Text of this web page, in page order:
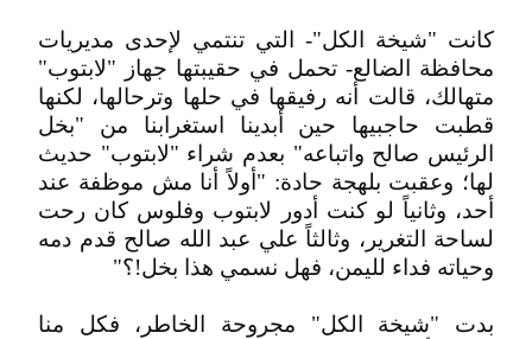
كانت "شيخة الكل"- التي تنتمي لإحدى مديريات
محافظة الضالع- تحمل في حقيبتها جهاز "لابتوب"
متهالك، قالت أنه رفيقها في حلها وترحالها، لكنها
قطبت حاجبيها حين أبدينا استغرابنا من "بخل
الرئيس صالح واتباعه" بعدم شراء "لابتوب" حديث
لها؛ وعقبت بلهجة حادة: "أولاً أنا مش موظفة عند
أحد، وثانياً لو كنت أدور لابتوب وفلوس كان رحت
لساحة التغرير، وثالثاً علي عبد الله صالح قدم دمه
وحياته فداء لليمن، فهل نسمي هذا بخل!؟"
بدت "شيخة الكل" مجروحة الخاطر، فكل منا